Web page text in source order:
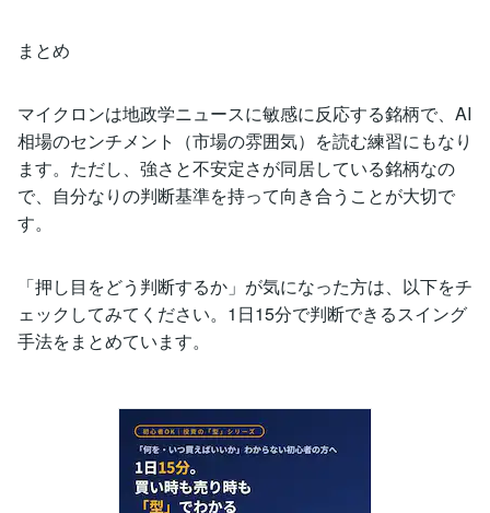
まとめ
マイクロンは地政学ニュースに敏感に反応する銘柄で、AI
相場のセンチメント（市場の雰囲気）を読む練習にもなり
ます。ただし、強さと不安定さが同居している銘柄なの
で、自分なりの判断基準を持って向き合うことが大切で
す。
「押し目をどう判断するか」が気になった方は、以下をチ
ェックしてみてください。1日15分で判断できるスイング
手法をまとめています。